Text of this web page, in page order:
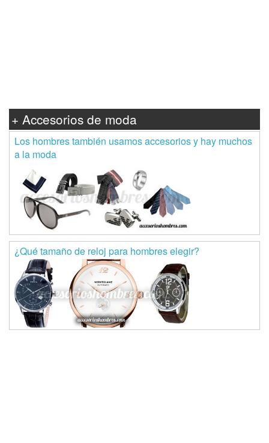
+ Accesorios de moda
Los hombres también usamos accesorios y hay muchos
a la moda
¿Qué tamaño de reloj para hombres elegir?